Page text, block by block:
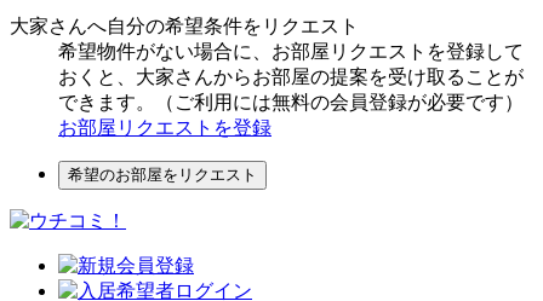
大家さんへ自分の希望条件をリクエスト
希望物件がない場合に、お部屋リクエストを登録して
おくと、大家さんからお部屋の提案を受け取ることが
できます。（ご利用には無料の会員登録が必要です）
お部屋リクエストを登録
希望のお部屋をリクエスト